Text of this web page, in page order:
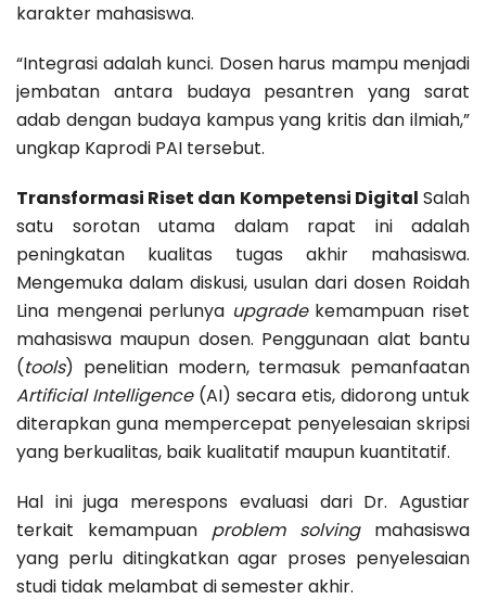
karakter mahasiswa.
“Integrasi adalah kunci. Dosen harus mampu menjadi
jembatan antara budaya pesantren yang sarat
adab dengan budaya kampus yang kritis dan ilmiah,”
ungkap Kaprodi PAI tersebut.
Transformasi Riset dan Kompetensi Digital Salah
satu sorotan utama dalam rapat ini adalah
peningkatan kualitas tugas akhir mahasiswa.
Mengemuka dalam diskusi, usulan dari dosen Roidah
Lina mengenai perlunya upgradekemampuan riset
mahasiswa maupun dosen. Penggunaan alat bantu
(tools) penelitian modern, termasuk pemanfaatan
Artificial Intelligence(AI) secara etis, didorong untuk
diterapkan guna mempercepat penyelesaian skripsi
yang berkualitas, baik kualitatif maupun kuantitatif.
Hal ini juga merespons evaluasi dari Dr. Agustiar
terkait kemampuan problem solvingmahasiswa
yang perlu ditingkatkan agar proses penyelesaian
studi tidak melambat di semester akhir.